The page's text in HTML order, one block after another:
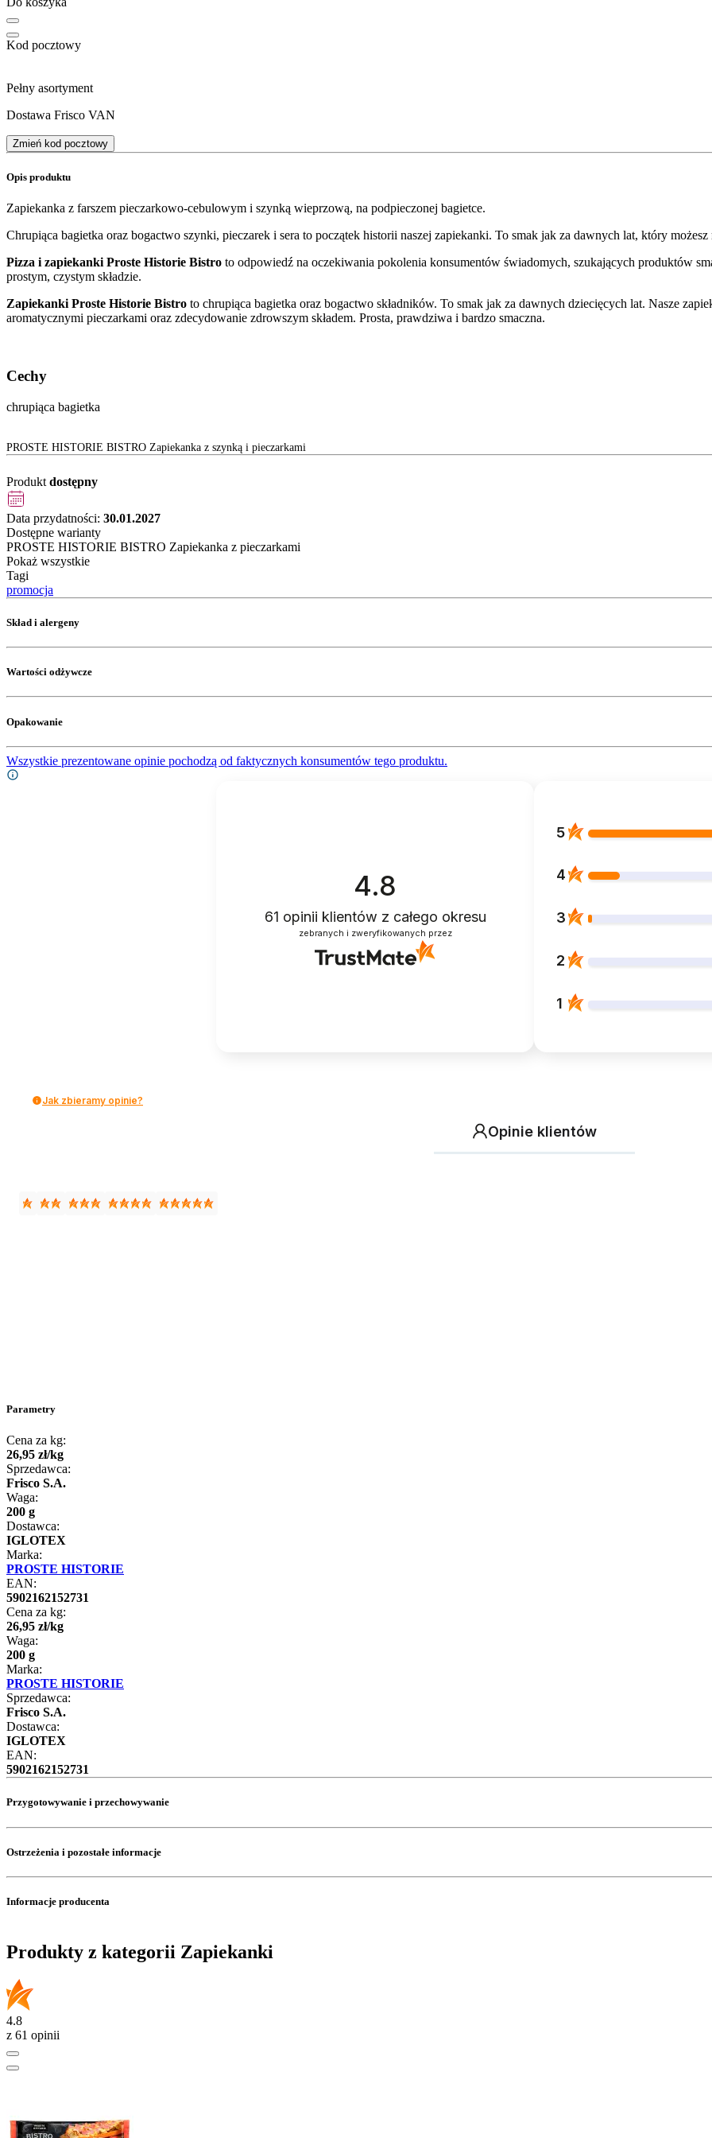
Kod pocztowy
Pełny asortyment
Dostawa Frisco VAN
Zmień kod pocztowy
Opis produktu
Zapiekanka z farszem pieczarkowo-cebulowym i szynką wieprzową, na podpieczonej bagietce.
Chrupiąca bagietka oraz bogactwo szynki, pieczarek i sera to początek historii naszej zapiekanki. To smak jak za dawnych lat, który możesz
Pizza i zapiekanki Proste Historie Bistro to odpowiedź na oczekiwania pokolenia konsumentów świadomych, szukających produktów
prostym, czystym składzie.
Zapiekanki Proste Historie Bistro to chrupiąca bagietka oraz bogactwo składników. To smak jak za dawnych dziecięcych lat. Nasze
aromatycznymi pieczarkami oraz zdecydowanie zdrowszym składem. Prosta, prawdziwa i bardzo smaczna.
Cechy
chrupiąca bagietka
PROSTE HISTORIE BISTRO Zapiekanka z szynką i pieczarkami
Produkt dostępny
Data przydatności: 30.01.2027
Dostępne warianty
PROSTE HISTORIE BISTRO Zapiekanka z pieczarkami
Pokaż wszystkie
Tagi
promocja
Skład i alergeny
Wartości odżywcze
Opakowanie
Wszystkie prezentowane opinie pochodzą od faktycznych konsumentów tego produktu.
4.8
61 opinii klientów z całego okresu
zebranych i zweryfikowanych przez
5
4
3
2
1
Jak zbieramy opinie?
Opinie klientów
Parametry
Cena za kg:
26,95 zł/kg
Sprzedawca:
Frisco S.A.
Waga:
200 g
Dostawca:
IGLOTEX
Marka:
PROSTE HISTORIE
EAN:
5902162152731
Cena za kg:
26,95 zł/kg
Waga:
200 g
Marka:
PROSTE HISTORIE
Sprzedawca:
Frisco S.A.
Dostawca:
IGLOTEX
EAN:
5902162152731
Przygotowywanie i przechowywanie
Ostrzeżenia i pozostałe informacje
Informacje producenta
Produkty z kategorii Zapiekanki
4.8
z 61 opinii